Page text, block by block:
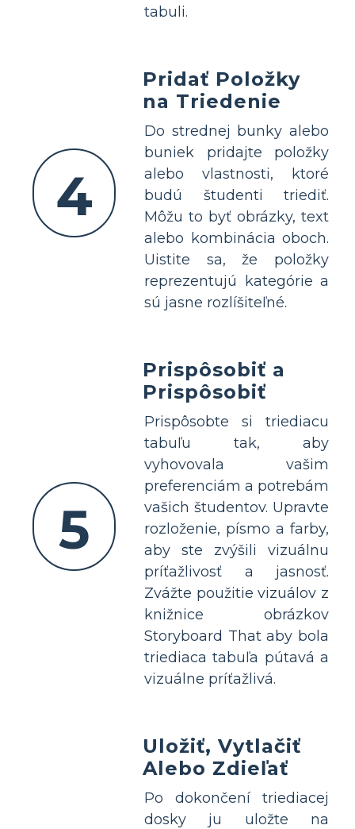
tabuli.
4
Pridať Položky
na Triedenie
Do strednej bunky alebo
buniek pridajte položky
alebo vlastnosti, ktoré
budú študenti triediť.
Môžu to byť obrázky, text
alebo kombinácia oboch.
Uistite sa, že položky
reprezentujú kategórie a
sú jasne rozlíšiteľné.
5
Prispôsobiť a
Prispôsobiť
Prispôsobte si triediacu
tabuľu tak, aby
vyhovovala vašim
preferenciám a potrebám
vašich študentov. Upravte
rozloženie, písmo a farby,
aby ste zvýšili vizuálnu
príťažlivosť a jasnosť.
Zvážte použitie vizuálov z
knižnice obrázkov
Storyboard That aby bola
triediaca tabuľa pútavá a
vizuálne príťažlivá.
Uložiť, Vytlačiť
Alebo Zdieľať
Po dokončení triediacej
dosky ju uložte na